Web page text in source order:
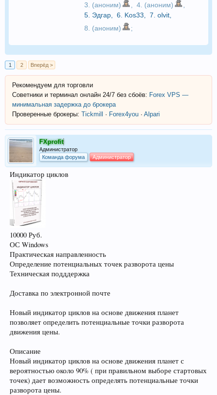
3. (аноним)
4. (аноним)
5. Эдгар 6. Kos33 7. olvit
8. (аноним)
;
1 2 Вперёд >
Рекомендуем для торговли
Советники и терминал онлайн 24/7 без сбоёв: Forex VPS —
минимальная задержка до брокера
Проверенные брокеры: Tickmill · Forex4you · Alpari
FXprofit
Администратор
Команда форума
Администратор
Индикатор циклов
10000 Руб.
ОС Windows
Практическая направленность
Определение потенциальных точек разворота цены
Техническая подддержка
Доставка по электронной почте
Новый индикатор циклов на основе движения планет
позволяет определить потенциальные точки разворота
движения цены.
Описание
Новый индикатор циклов на основе движения планет с
вероятностью около 90% ( при правильном выборе стартовых
точек) дает возможность определять потенциальные точки
разворота цены.